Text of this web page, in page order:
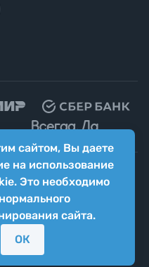
сайтом, Вы даете
на использование
Это необходимо
сайта.
ОК
Мир")
данных